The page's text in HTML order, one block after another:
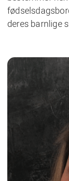
deres barnlige